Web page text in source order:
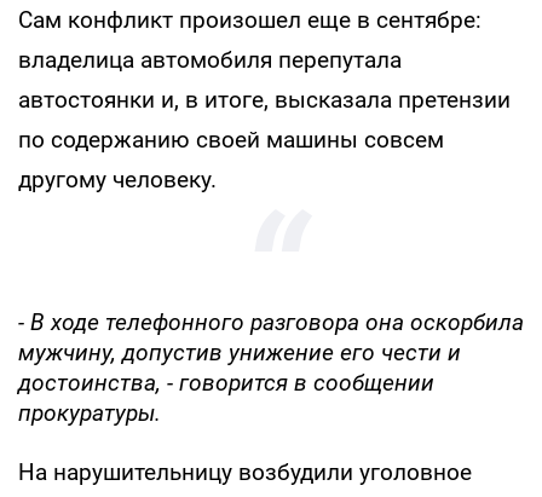
Сам конфликт произошел еще в сентябре:
владелица автомобиля перепутала
автостоянки и, в итоге, высказала претензии
по содержанию своей машины совсем
другому человеку.
- В ходе телефонного разговора она оскорбила
мужчину, допустив унижение его чести и
достоинства, - говорится в сообщении
прокуратуры.
На нарушительницу возбудили уголовное